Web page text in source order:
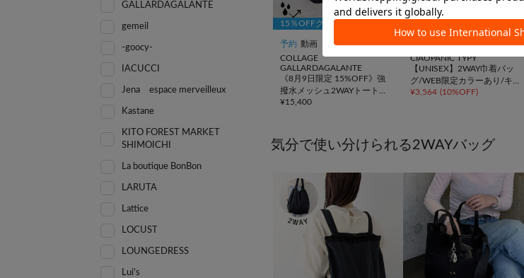
15％OFFクーポン
予約 動画 
COLLAGE
GALLARDAGALANTE
《8月9日限定 15%OFF》強
撥水メッシュ2WAYトートバ
ッグ
¥15,400
再入荷 TIME SALE 
CIAOPANIC TYPY
【UNISEX】2WAY巾着バッ
グ/WEB限定カラーあり/キー
ホルダー付き
¥3,564 (10%OFF)
気分で使い分けられる2WAYバッグ
GALLARDAGALANTE
gemeil
-goocy-
IACUCCI
Jena espace merveilleux
Kastane
KITO FOREST MARKET
SHIMOICHI
La boutique BonBon
LARUTA
Lattice
LOCUST
LOUNGEDRESS
Lui's